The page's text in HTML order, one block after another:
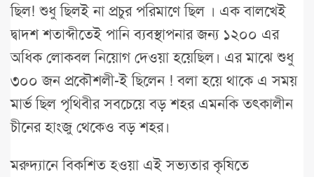
ছিল! শুধু ছিলই না প্রচুর পরিমাণে ছিল । এক বালখেই
দ্বাদশ শতাব্দীতেই পানি ব্যবস্থাপনার জন্য ১২০০ এর
অধিক লোকবল নিয়োগ দেওয়া হয়েছিল। এর মাঝে শুধু
৩০০ জন প্রকৌশলী-ই ছিলেন ! বলা হয়ে থাকে এ সময়
মার্ভ ছিল পৃথিবীর সবচেয়ে বড় শহর এমনকি তৎকালীন
চীনের হাংজু থেকেও বড় শহর।
মরুদ্যানে বিকশিত হওয়া এই সভ্যতার কৃষিতে